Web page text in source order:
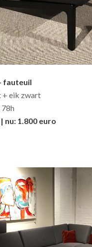
fauteuil
+ eik zwart
nu: 1.800 euro